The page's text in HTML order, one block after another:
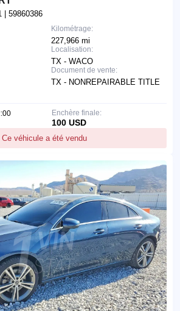
| 59860386
Kilométrage:
227,966 mi
Localisation:
TX - WACO
Document de vente:
TX - NONREPAIRABLE TITLE
Ce véhicule a été vendu
Enchère finale:
100 USD